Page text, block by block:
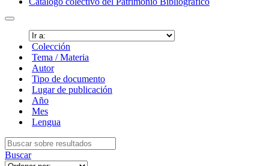
Colección
Tema / Materia
Autor
Tipo de documento
Lugar de publicación
Año
Mes
Lengua
Buscar